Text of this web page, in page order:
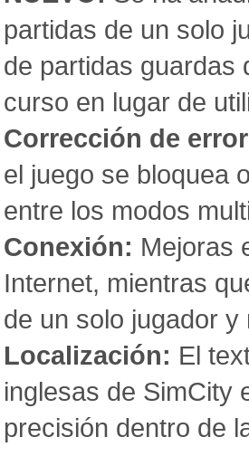
partidas de un solo
de partidas guardas
curso en lugar de
Corrección de
el juego se bloquea
entre los modos
Conexión: Mejoras
Internet, mientras
de un solo jugador y
Localización: El
inglesas de SimCity
precisión dentro de